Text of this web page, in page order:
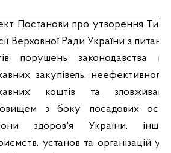
Постанови про утворення
Верховної Ради України з питань
порушень законодавства
закупівель, неефективного
коштів та
з боку посадових осіб
здоров'я України,
установ та організацій у